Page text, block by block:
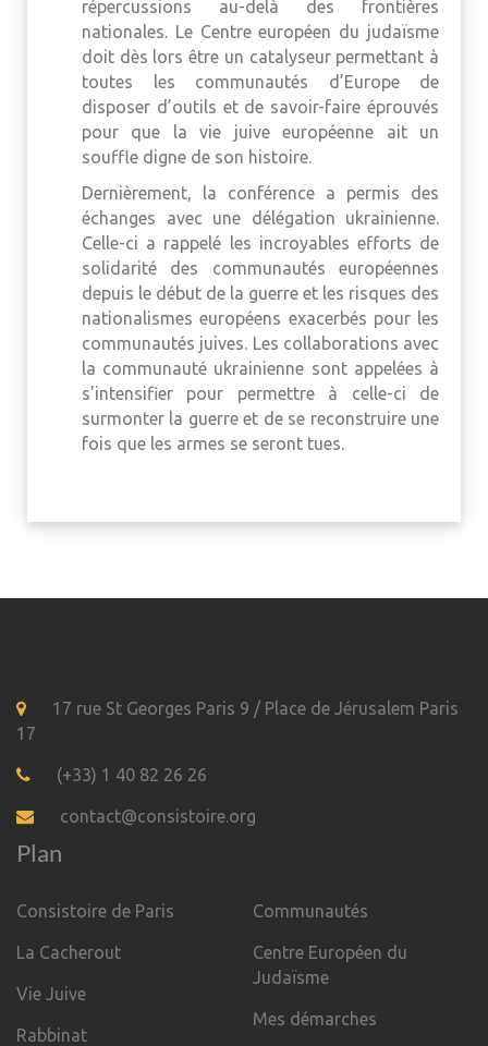
répercussions au-delà des frontières
nationales. Le Centre européen du judaïsme
doit dès lors être un catalyseur permettant à
toutes les communautés d’Europe de
disposer d’outils et de savoir-faire éprouvés
pour que la vie juive européenne ait un
souffle digne de son histoire.
Dernièrement, la conférence a permis des
échanges avec une délégation ukrainienne.
Celle-ci a rappelé les incroyables efforts de
solidarité des communautés européennes
depuis le début de la guerre et les risques des
nationalismes européens exacerbés pour les
communautés juives. Les collaborations avec
la communauté ukrainienne sont appelées à
s’intensifier pour permettre à celle-ci de
surmonter la guerre et de se reconstruire une
fois que les armes se seront tues.
17 rue St Georges Paris 9 / Place de Jérusalem Paris
17
(+33) 1 40 82 26 26
contact@consistoire.org
Plan
Consistoire de Paris
La Cacherout
Vie Juive
Rabbinat
Communautés
Centre Européen du
Judaïsme
Mes démarches